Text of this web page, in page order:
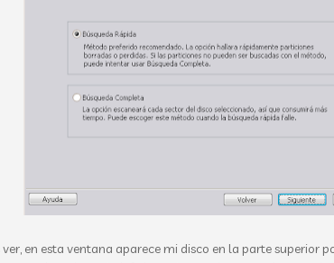
en esta ventana aparece mi disco en la parte superior